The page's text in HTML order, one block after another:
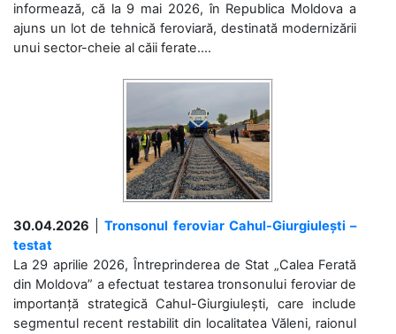
informează, că la 9 mai 2026, în Republica Moldova a
ajuns un lot de tehnică feroviară, destinată modernizării
unui sector-cheie al căii ferate....
30.04.2026 |Tronsonul feroviar Cahul-Giurgiulești –
testat
La 29 aprilie 2026, Întreprinderea de Stat „Calea Ferată
din Moldova” a efectuat testarea tronsonului feroviar de
importanță strategică Cahul-Giurgiulești, care include
segmentul recent restabilit din localitatea Văleni, raionul